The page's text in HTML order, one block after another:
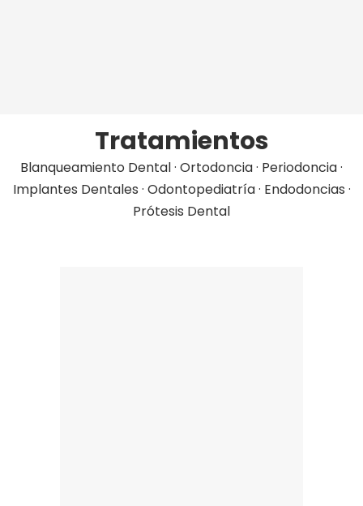
Tratamientos
Blanqueamiento Dental· Ortodoncia· Periodoncia·
Implantes Dentales · Odontopediatría· Endodoncias ·
Prótesis Dental